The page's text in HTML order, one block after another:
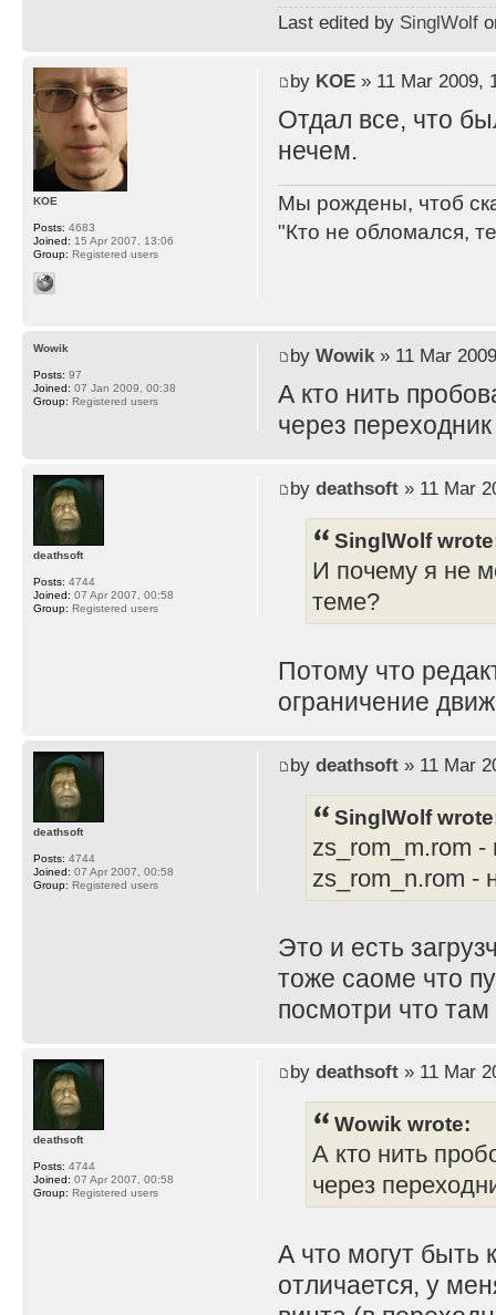
Last edited by SinglWolf
by KOE» 11 Mar 2009,
Отдал все, что
нечем.
Мы рождены, чтоб
"Кто не обломался,
KOE
Posts: 4683
Joined: 15 Apr 2007, 13:06
Group: Registered users
by Wowik» 11 Mar
А кто нить
через
Wowik
Posts: 97
Joined: 07 Jan 2009, 00:38
Group: Registered users
by deathsoft» 11 Mar
SinglWolf
И почему я не
теме?
Потому что
ограничение
deathsoft
Posts: 4744
Joined: 07 Apr 2007, 00:58
Group: Registered users
by deathsoft» 11 Mar
SinglWolf
zs_rom_m.rom
zs_rom_n.rom -
Это и есть
тоже саоме что
посмотри что
deathsoft
Posts: 4744
Joined: 07 Apr 2007, 00:58
Group: Registered users
by deathsoft» 11 Mar
Wowik wrote:
А кто нить
через
А что могут быть
отличается, у
deathsoft
Posts: 4744
Joined: 07 Apr 2007, 00:58
Group: Registered users